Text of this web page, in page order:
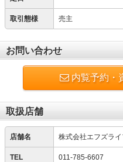
取引態様 売主
お問い合わせ
内覧予約・
取扱店舗
店舗名 株式会社エフズラ
TEL 011-785-6607